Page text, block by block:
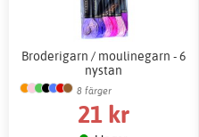
Broderigarn / moulinegarn - 6
nystan
8 färger
21 kr